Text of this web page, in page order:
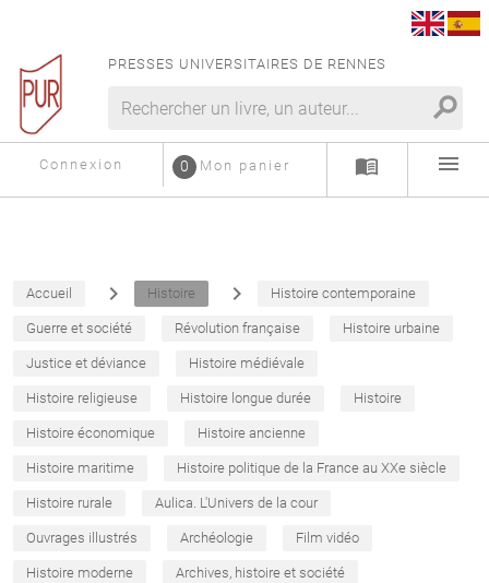
PRESSES UNIVERSITAIRES DE RENNES
search
Connexion Mon panier
0 menu_book menu
Accueil navigate_next Histoire navigate_next Histoire contemporaine
Guerre et société Révolution française Histoire urbaine
Justice et déviance Histoire médiévale
Histoire religieuse Histoire longue durée Histoire
Histoire économique Histoire ancienne
Histoire maritime Histoire politique de la France au XXe siècle
Histoire rurale Aulica. L'Univers de la cour
Ouvrages illustrés Archéologie Film vidéo
Histoire moderne Archives, histoire et société